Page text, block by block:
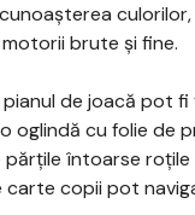
brute și fine.
de joacă pot
oglindă cu folie de
întoarse
copii pot